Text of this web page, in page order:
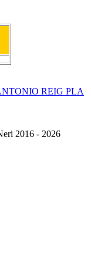
REIG PLA
2016 - 2026